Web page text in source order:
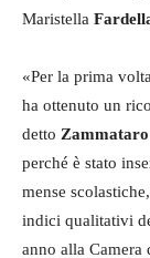
Maristella
«Per la prima
ha ottenuto un
detto Zammataro
perché è stato
mense
indici qualitativi
anno alla